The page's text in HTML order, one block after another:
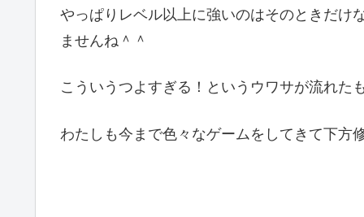
やっぱりレベル以上に強いのはそのときだけ
ませんね＾＾
こういうつよすぎる！というウワサが流れた
わたしも今まで色々なゲームをしてきて下方